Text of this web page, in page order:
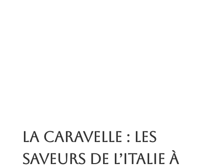
La Caravelle : les
saveurs de l’Italie à